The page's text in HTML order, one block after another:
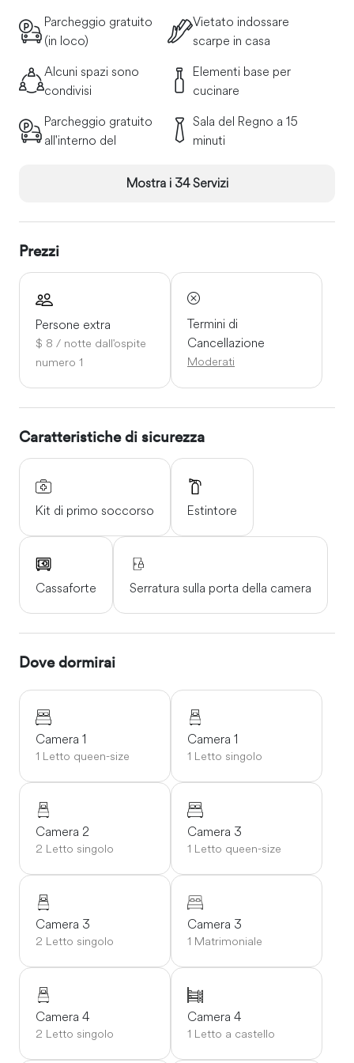
È facile spostarsi grazie alla disponibilità di mezzi di
trasporto pubblici.
• Autobus
• Triciclo
Parcheggio gratuito
(in loco)
Vietato indossare
scarpe in casa
Alcuni spazi sono
condivisi
Elementi base per
cucinare
Parcheggio gratuito
all'interno del
Sala del Regno a 15
minuti
Mostra i 34 Servizi
Prezzi
Persone extra
$ 8 / notte dall'ospite
numero 1
Termini di
Cancellazione
Moderati
Caratteristiche di sicurezza
Kit di primo soccorso Estintore
Cassaforte Serratura sulla porta della camera
Dove dormirai
Camera 1
1 Letto queen-size
Camera 1
1 Letto singolo
Camera 2
2 Letto singolo
Camera 3
1 Letto queen-size
Camera 3
2 Letto singolo
Camera 3
1 Matrimoniale
Camera 4
2 Letto singolo
Camera 4
1 Letto a castello